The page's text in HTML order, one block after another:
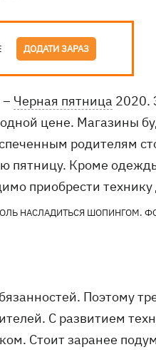
ДОДАТИ ЗАРАЗ
– Черная пятница 2020.
цене. Магазины
родителям
пятницу. Кроме
приобрести
Поэтому
С развитием
Стоит заранее